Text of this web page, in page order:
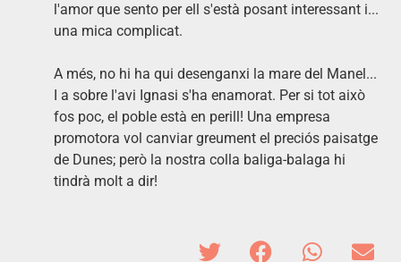
l'amor que sento per ell s'està posant interessant i...
una mica complicat.
A més, no hi ha qui desenganxi la mare del Manel...
I a sobre l'avi Ignasi s'ha enamorat. Per si tot això
fos poc, el poble està en perill! Una empresa
promotora vol canviar greument el preciós paisatge
de Dunes; però la nostra colla baliga-balaga hi
tindrà molt a dir!